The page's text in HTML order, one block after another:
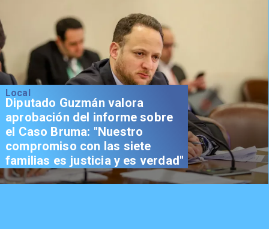
Local
Diputado Guzmán valora
aprobación del informe sobre
el Caso Bruma: "Nuestro
compromiso con las siete
familias es justicia y es verdad"